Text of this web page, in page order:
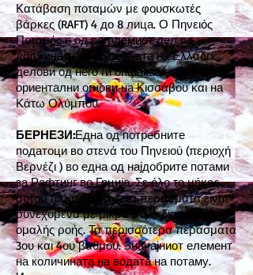
Κατάβαση ποταμών με φουσκωτές
βάρκες (RAFT) 4 до 8 лица. Ο Πηνειός
Ποταμός е од поголемиот дел од
должината на потамијата на Ελλάδος,
делови од него ги опфаќаат таблите на
ориентални огнови на Κισσάβου και на
Κάτω Ολύμπου.
БЕРНЕЗИ:Една од потребните
податоци во στενά του Πηνειού (περιοχή
Βερνέζι ) во една од најдобрите потами
за Рафтинг во Грција. Σε όλο το μήκος
αυτού του τμήματος, τα περάσματα είναι
συνεχόμενα με μικρά μόνο διαστήματα
ομαλής ροής. Τα περισσότερα περάσματα
3ου και 4ου βαθμού. Значајниот елемент
на количината на водата на потаму.